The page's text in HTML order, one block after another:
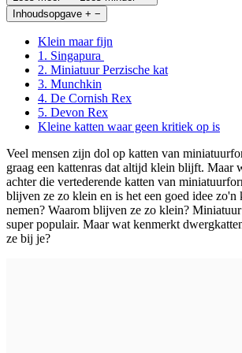
Inhoudsopgave + −
Klein maar fijn
1. Singapura
2. Miniatuur Perzische kat
3. Munchkin
4. De Cornish Rex
5. Devon Rex
Kleine katten waar geen kritiek op is
Veel mensen zijn dol op katten van
graag een kattenras dat altijd klein blijft. Maar
achter die vertederende katten van
blijven ze zo klein en is het een goed idee zo'n
nemen? Waarom blijven ze zo klein?
super populair. Maar wat kenmerkt
ze bij je?